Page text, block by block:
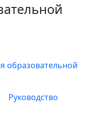
образовательной
Руководство